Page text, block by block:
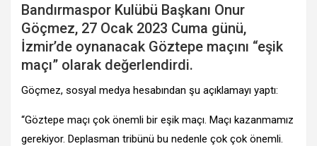
Bandırmaspor Kulübü Başkanı Onur
Göçmez, 27 Ocak 2023 Cuma günü,
İzmir’de oynanacak Göztepe maçını “eşik
maçı” olarak değerlendirdi.
Göçmez, sosyal medya hesabından şu açıklamayı yaptı:
“Göztepe maçı çok önemli bir eşik maçı. Maçı kazanmamız
gerekiyor. Deplasman tribünü bu nedenle çok çok önemli.